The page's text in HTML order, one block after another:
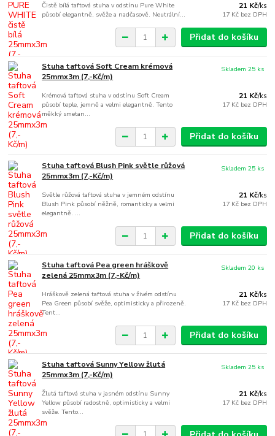
Čistě bílá taftová stuha v odstínu Pure White
působí elegantně, svěže a nadčasově. Neutrální...
21 Kč/ks
17 Kč bez DPH
Přidat do košíku
Stuha taftová Soft Cream krémová
25mmx3m (7,-Kč/m)
Krémová taftová stuha v odstínu Soft Cream
působí teple, jemně a velmi elegantně. Tento
měkký smetan...
21 Kč/ks
17 Kč bez DPH
Skladem 25 ks
Přidat do košíku
Stuha taftová Blush Pink světle růžová
25mmx3m (7,-Kč/m)
Světle růžová taftová stuha v jemném odstínu
Blush Pink působí něžně, romanticky a velmi
elegantně. ...
21 Kč/ks
17 Kč bez DPH
Skladem 25 ks
Přidat do košíku
Stuha taftová Pea green hráškově
zelená 25mmx3m (7,-Kč/m)
Hráškově zelená taftová stuha v živém odstínu
Pea Green působí svěže, optimisticky a přirozeně.
Tent...
21 Kč/ks
17 Kč bez DPH
Skladem 20 ks
Přidat do košíku
Stuha taftová Sunny Yellow žlutá
25mmx3m (7,-Kč/m)
Žlutá taftová stuha v jasném odstínu Sunny
Yellow působí radostně, optimisticky a velmi
svěže. Tento...
21 Kč/ks
17 Kč bez DPH
Skladem 25 ks